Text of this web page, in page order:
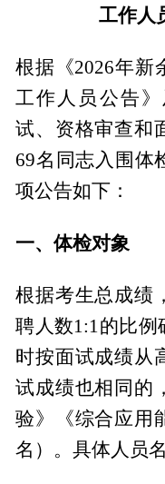
工作人
根据《2026年新
工作人员公告
试、资格审查和
69名同志入围体
项公告如下：
一、体检对象
根据考生总成绩
聘人数1:1的比例
时按面试成绩从
试成绩也相同的
验》《综合应用
名）。具体人员